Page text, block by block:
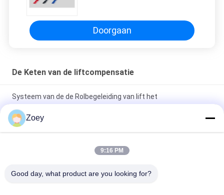
Doorgaan
De Keten van de liftcompensatie
Systeem van de de Rolbegeleiding van lift het
De Keten van de liftcompensatie Toebehoren die Apparatens
Apparaat Met lage snelheid
Zoey
9:16 PM
Good day, what product are you looking for?